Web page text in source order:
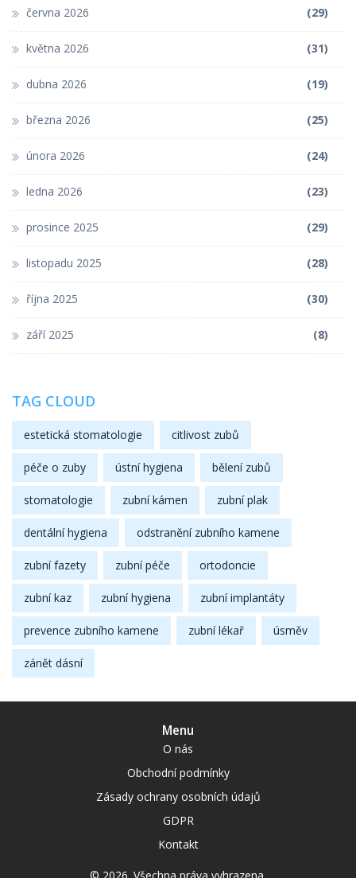
června 2026 (29)
května 2026 (31)
dubna 2026 (19)
března 2026 (25)
února 2026 (24)
ledna 2026 (23)
prosince 2025 (29)
listopadu 2025 (28)
října 2025 (30)
září 2025 (8)
TAG CLOUD
estetická stomatologie citlivost zubů
péče o zuby ústní hygiena bělení zubů
stomatologie zubní kámen zubní plak
dentální hygiena odstranění zubního kamene
zubní fazety zubní péče ortodoncie
zubní kaz zubní hygiena zubní implantáty
prevence zubního kamene zubní lékař úsměv
zánět dásní
Menu
O nás
Obchodní podmínky
Zásady ochrany osobních údajů
GDPR
Kontakt